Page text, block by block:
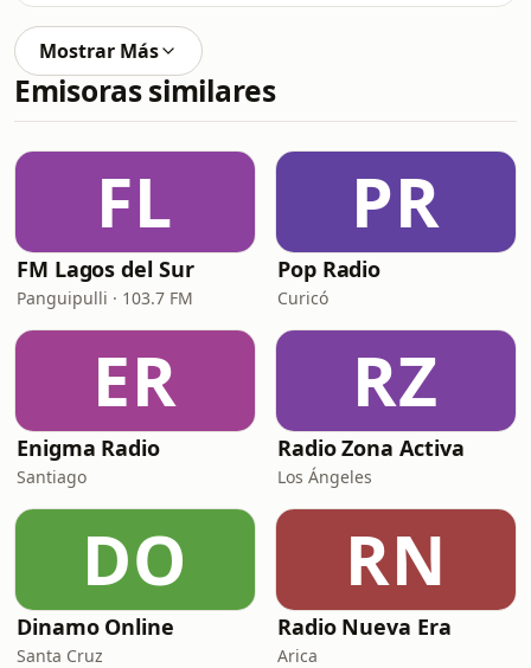
Mostrar Más
Emisoras similares
FL
FM Lagos del Sur
Panguipulli · 103.7 FM
PR
Pop Radio
Curicó
ER
Enigma Radio
Santiago
RZ
Radio Zona Activa
Los Ángeles
DO
Dinamo Online
Santa Cruz
RN
Radio Nueva Era
Arica